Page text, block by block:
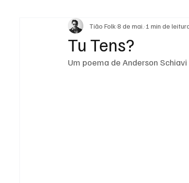
Raio-X do Álbum Release Reflexão
Tu Tens?
Tião Folk 8 de mai. 1 min de
Um poema de Anderson Schiavi